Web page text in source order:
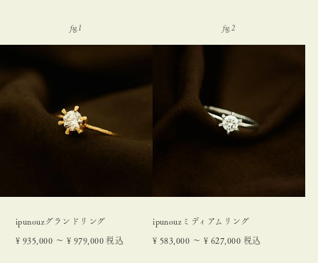
ipunouzグランドリング
¥ 935,000 〜 ¥ 979,000 税込
ipunouzミディアムリング
¥ 583,000 〜 ¥ 627,000 税込